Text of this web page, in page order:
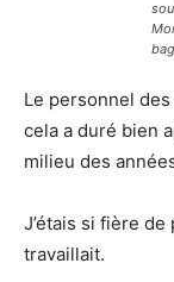
Le personnel
cela a duré bien
milieu des
J’étais si fière
travaillait.